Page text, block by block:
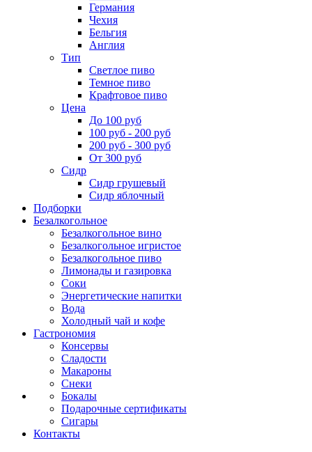
Германия
Чехия
Бельгия
Англия
Тип
Светлое пиво
Темное пиво
Крафтовое пиво
Цена
До 100 руб
100 руб - 200 руб
200 руб - 300 руб
От 300 руб
Сидр
Сидр грушевый
Сидр яблочный
Подборки
Безалкогольное
Безалкогольное вино
Безалкогольное игристое
Безалкогольное пиво
Лимонады и газировка
Соки
Энергетические напитки
Вода
Холодный чай и кофе
Гастрономия
Консервы
Сладости
Макароны
Снеки
Бокалы
Подарочные сертификаты
Сигары
Контакты